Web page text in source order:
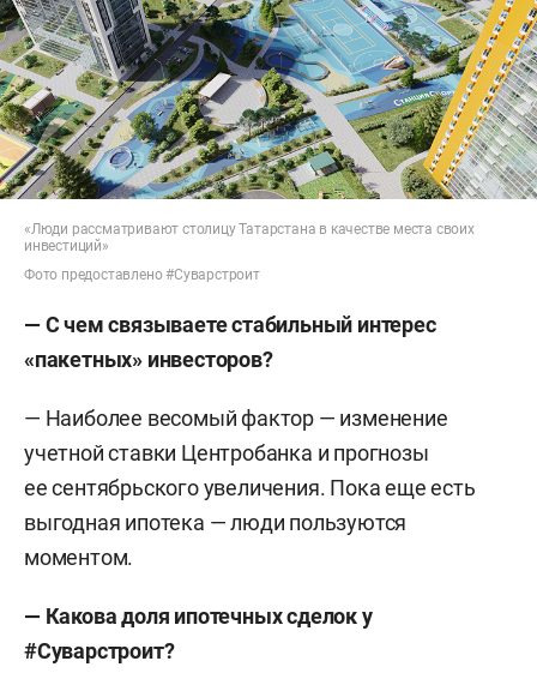
«Люди рассматривают столицу Татарстана в качестве места своих
инвестиций»
Фото предоставлено #Суварстроит
— С чем связываете стабильный интерес
«пакетных» инвесторов?
— Наиболее весомый фактор — изменение
учетной ставки Центробанка и прогнозы
ее сентябрьского увеличения. Пока еще есть
выгодная ипотека — люди пользуются
моментом.
— Какова доля ипотечных сделок у
#Суварстроит?